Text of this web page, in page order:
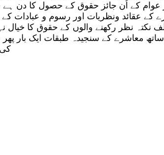
عوام کے اُن جائز حقوق کے حصول کا دن
کے عقائد ونظریات اور رسوم و عبادات
نظر رکھنے والوں کے حقوق کا خیال
معاشرے کے سنجیدہ طبقات ایک بار
کی